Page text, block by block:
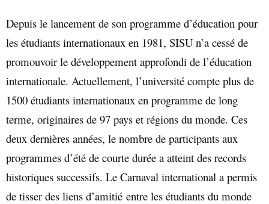
Depuis le lancement de son programme d’éducation pour
les étudiants internationaux en 1981, SISU n’a cessé de
promouvoir le développement approfondi de l’éducation
internationale. Actuellement, l’université compte plus de
1500 étudiants internationaux en programme de long
terme, originaires de 97 pays et régions du monde. Ces
deux dernières années, le nombre de participants aux
programmes d’été de courte durée a atteint des records
historiques successifs. Le Carnaval international a permis
de tisser des liens d’amitié entre les étudiants du monde